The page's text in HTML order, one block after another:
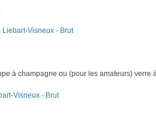
Visneux - Brut
à champagne ou (pour les amateurs) verre
Visneux - Brut